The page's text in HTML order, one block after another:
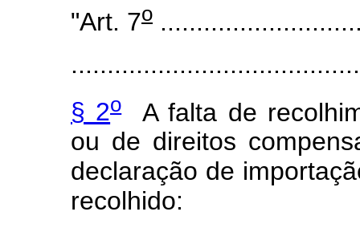
"Art. 7o
§ 2oA falta de
ou de direitos
declaração de
recolhido: